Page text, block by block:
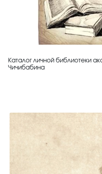
Каталог личной библиотеки
Чичибабина